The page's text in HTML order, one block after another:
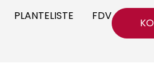
PLANTELISTE FDV